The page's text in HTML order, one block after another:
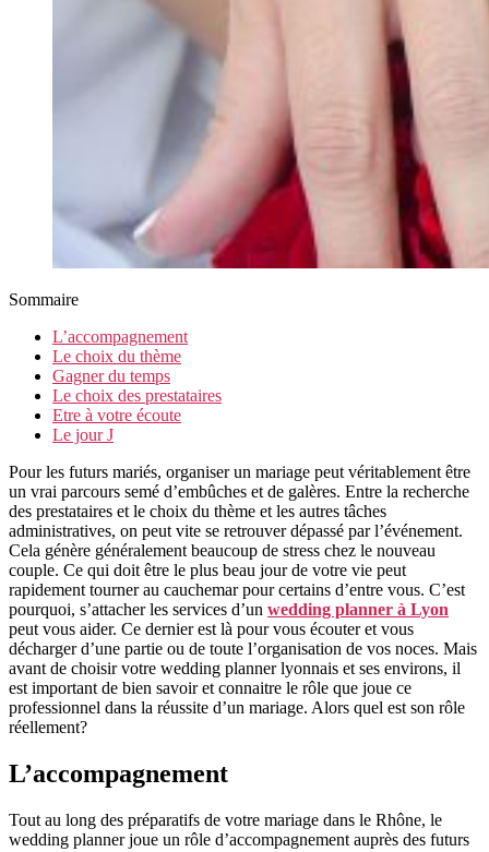
Sommaire
L’accompagnement
Le choix du thème
Gagner du temps
Le choix des prestataires
Etre à votre écoute
Le jour J
Pour les futurs mariés, organiser un mariage peut véritablement être
un vrai parcours semé d’embûches et de galères. Entre la recherche
des prestataires et le choix du thème et les autres tâches
administratives, on peut vite se retrouver dépassé par l’événement.
Cela génère généralement beaucoup de stress chez le nouveau
couple. Ce qui doit être le plus beau jour de votre vie peut
rapidement tourner au cauchemar pour certains d’entre vous. C’est
pourquoi, s’attacher les services d’un wedding planner à Lyon
peut vous aider. Ce dernier est là pour vous écouter et vous
décharger d’une partie ou de toute l’organisation de vos noces. Mais
avant de choisir votre wedding planner lyonnais et ses environs, il
est important de bien savoir et connaitre le rôle que joue ce
professionnel dans la réussite d’un mariage. Alors quel est son rôle
réellement?
L’accompagnement
Tout au long des préparatifs de votre mariage dans le Rhône, le
wedding planner joue un rôle d’accompagnement auprès des futurs